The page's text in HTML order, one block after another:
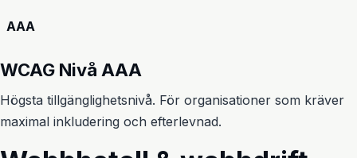
AAA
WCAG Nivå AAA
Högsta tillgänglighetsnivå. För organisationer som kräver
maximal inkludering och efterlevnad.